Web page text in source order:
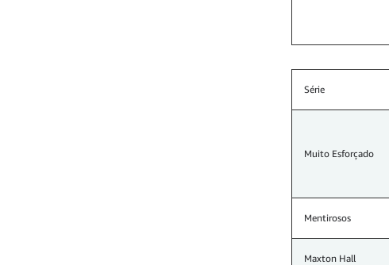
Série
Muito Esforçado
Mentirosos
Maxton Hall